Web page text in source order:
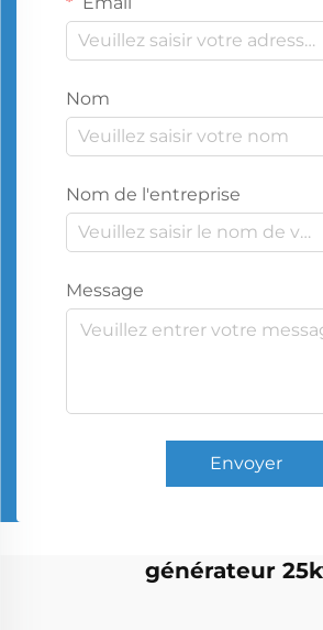
Nom
Nom de l'entreprise
Message
Envoyer
générateur